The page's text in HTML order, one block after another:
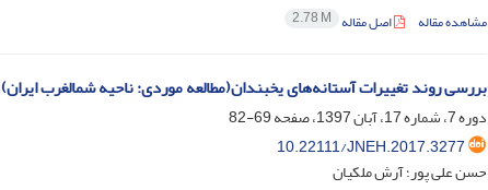
مشاهده مقاله اصل مقاله 2.78 M
بررسی روند تغییرات آستانه‌‌های یخبندان(مطالعه موردی: ناحیه شمالغرب ایران)
دوره 7، شماره 17، آبان 1397، صفحه
69-82
10.22111/JNEH.2017.3277
حسن علی پور؛ آرش ملکیان